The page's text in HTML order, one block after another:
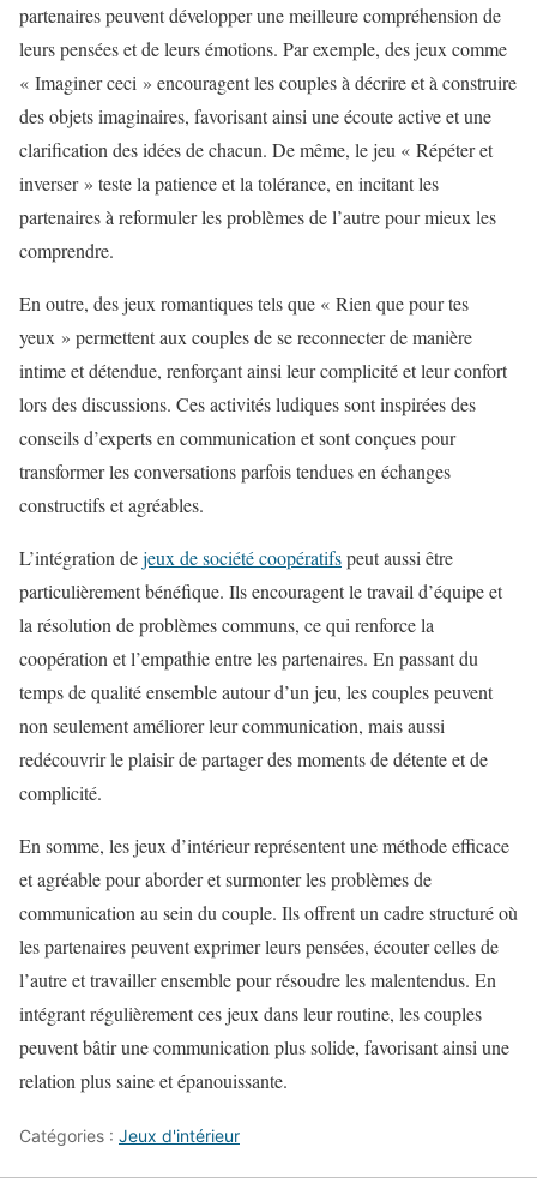
partenaires peuvent développer une meilleure compréhension de
leurs pensées et de leurs émotions. Par exemple, des jeux comme
« Imaginer ceci » encouragent les couples à décrire et à construire
des objets imaginaires, favorisant ainsi une écoute active et une
clarification des idées de chacun. De même, le jeu « Répéter et
inverser » teste la patience et la tolérance, en incitant les
partenaires à reformuler les problèmes de l’autre pour mieux les
comprendre.
En outre, des jeux romantiques tels que « Rien que pour tes
yeux » permettent aux couples de se reconnecter de manière
intime et détendue, renforçant ainsi leur complicité et leur confort
lors des discussions. Ces activités ludiques sont inspirées des
conseils d’experts en communication et sont conçues pour
transformer les conversations parfois tendues en échanges
constructifs et agréables.
L’intégration dejeux de société coopératifspeut aussi être
particulièrement bénéfique. Ils encouragent le travail d’équipe et
la résolution de problèmes communs, ce qui renforce la
coopération et l’empathie entre les partenaires. En passant du
temps de qualité ensemble autour d’un jeu, les couples peuvent
non seulement améliorer leur communication, mais aussi
redécouvrir le plaisir de partager des moments de détente et de
complicité.
En somme, les jeux d’intérieur représentent une méthode efficace
et agréable pour aborder et surmonter les problèmes de
communication au sein du couple. Ils offrent un cadre structuré où
les partenaires peuvent exprimer leurs pensées, écouter celles de
l’autre et travailler ensemble pour résoudre les malentendus. En
intégrant régulièrement ces jeux dans leur routine, les couples
peuvent bâtir une communication plus solide, favorisant ainsi une
relation plus saine et épanouissante.
Catégories : Jeux d'intérieur